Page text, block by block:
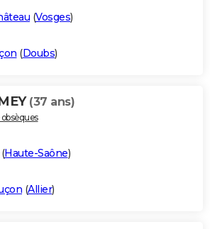
(Vosges)
(Doubs)
(37 ans)
Haute-Saône)
(Allier)